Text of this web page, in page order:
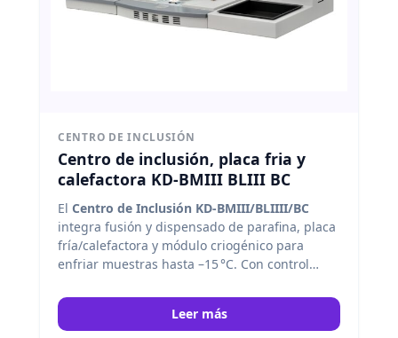
CENTRO DE INCLUSIÓN
Centro de inclusión, placa fria y
calefactora KD-BMIII BLIII BC
El Centro de Inclusión KD‑BMIII/BLIΙII/BC
integra fusión y dispensado de parafina, placa
fría/calefactora y módulo criogénico para
enfriar muestras hasta –15 °C. Con control
calefactadas independientes, memoria
automática y flujo de parafina preciso, permite
Leer más